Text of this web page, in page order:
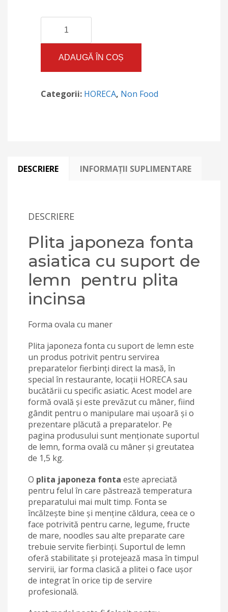
fonta
asiatica
de
lemn
ADAUGĂ ÎN COȘ
Categorii: HORECA, Non Food
DESCRIERE INFORMAȚII SUPLIMENTARE
DESCRIERE
Plita japoneza fonta
asiatica cu suport de
lemn pentru plita
incinsa
Forma ovala cu maner
Plita japoneza fonta cu suport de lemn este
un produs potrivit pentru servirea
preparatelor fierbinți direct la masă, în
special în restaurante, locații HORECA sau
bucătării cu specific asiatic. Acest model are
formă ovală și este prevăzut cu mâner, fiind
gândit pentru o manipulare mai ușoară și o
prezentare plăcută a preparatelor. Pe
pagina produsului sunt menționate suportul
de lemn, forma ovală cu mâner și greutatea
de 1,5 kg.
O plita japoneza fonta este apreciată
pentru felul în care păstrează temperatura
preparatului mai mult timp. Fonta se
încălzește bine și menține căldura, ceea ce o
face potrivită pentru carne, legume, fructe
de mare, noodles sau alte preparate care
trebuie servite fierbinți. Suportul de lemn
oferă stabilitate și protejează masa în timpul
servirii, iar forma clasică a plitei o face ușor
de integrat în orice tip de servire
profesională.